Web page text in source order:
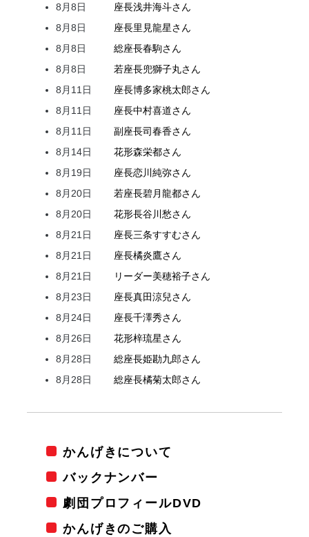
8月8日
座長浅井海斗さん
8月8日
座長里見龍星さん
8月8日
総座長春駒さん
8月8日
若座長兜獅子丸さん
8月11日
座長博多家桃太郎さん
8月11日
座長中村喜道さん
8月11日
副座長司春香さん
8月14日
花形森栄都さん
8月19日
座長恋川純弥さん
8月20日
若座長碧月龍都さん
8月20日
花形長谷川愁さん
8月21日
座長三条すすむさん
8月21日
座長橘炎鷹さん
8月21日
リーダー美穂裕子さん
8月23日
座長真田涼兒さん
8月24日
座長千澤秀さん
8月26日
花形梓琉星さん
8月28日
総座長姫勘九郎さん
8月28日
総座長橘菊太郎さん
かんげきについて
バックナンバー
劇団プロフィールDVD
かんげきのご購入